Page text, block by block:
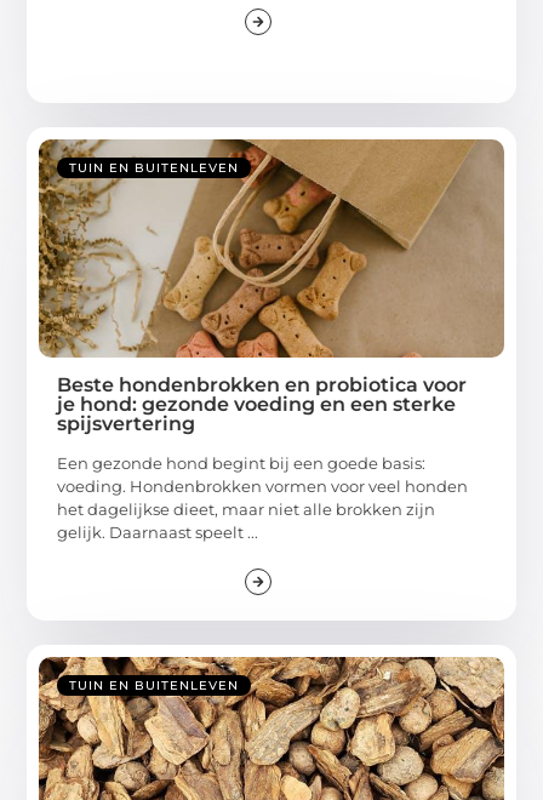
TUIN EN BUITENLEVEN
Beste hondenbrokken en probiotica voor
je hond: gezonde voeding en een sterke
spijsvertering
Een gezonde hond begint bij een goede basis:
voeding. Hondenbrokken vormen voor veel honden
het dagelijkse dieet, maar niet alle brokken zijn
gelijk. Daarnaast speelt ...
TUIN EN BUITENLEVEN